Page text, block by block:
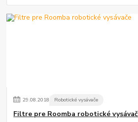
29.08.2018 Robotické vysávače
Filtre pre Roomba robotické